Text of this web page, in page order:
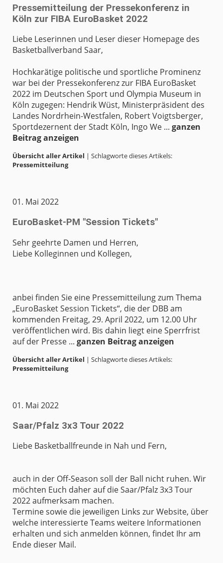
Pressemitteilung der Pressekonferenz in
Köln zur FIBA EuroBasket 2022
Liebe Leserinnen und Leser dieser Homepage des
Basketballverband Saar,
Hochkarätige politische und sportliche Prominenz
war bei der Pressekonferenz zur FIBA EuroBasket
2022 im Deutschen Sport und Olympia Museum in
Köln zugegen: Hendrik Wüst, Ministerpräsident des
Landes Nordrhein-Westfalen, Robert Voigtsberger,
Sportdezernent der Stadt Köln, Ingo We ... ganzen
Beitrag anzeigen
Übersicht aller Artikel | Schlagworte dieses Artikels:
Pressemitteilung
01. Mai 2022
EuroBasket-PM "Session Tickets"
Sehr geehrte Damen und Herren,
Liebe Kolleginnen und Kollegen,
anbei finden Sie eine Pressemitteilung zum Thema
„EuroBasket Session Tickets“, die der DBB am
kommenden Freitag, 29. April 2022, um 12.00 Uhr
veröffentlichen wird. Bis dahin liegt eine Sperrfrist
auf der Presse ... ganzen Beitrag anzeigen
Übersicht aller Artikel | Schlagworte dieses Artikels:
Pressemitteilung
01. Mai 2022
Saar/Pfalz 3x3 Tour 2022
Liebe Basketballfreunde in Nah und Fern,
auch in der Off-Season soll der Ball nicht ruhen. Wir
möchten Euch daher auf die Saar/Pfalz 3x3 Tour
2022 aufmerksam machen.
Termine sowie die jeweiligen Links zur Website, über
welche interessierte Teams weitere Informationen
erhalten und sich anmelden können, findet Ihr am
Ende dieser Mail.